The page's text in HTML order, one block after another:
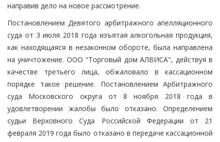
направив дело на новое рассмотрение.
Постановлением Девятого арбитражного апелляционного
суда от 3 июля 2018 года изъятая алкогольная продукция,
как находящаяся в незаконном обороте, была направлена
на уничтожение. ООО "Торговый дом АЛВИСА", действуя в
качестве третьего лица, обжаловало в кассационном
порядке такое решение. Постановлением Арбитражного
суда Московского округа от 8 ноября 2018 года в
удовлетворении жалобы было отказано. Определением
судьи Верховного Суда Российской Федерации от 21
февраля 2019 года было отказано в передаче кассационной